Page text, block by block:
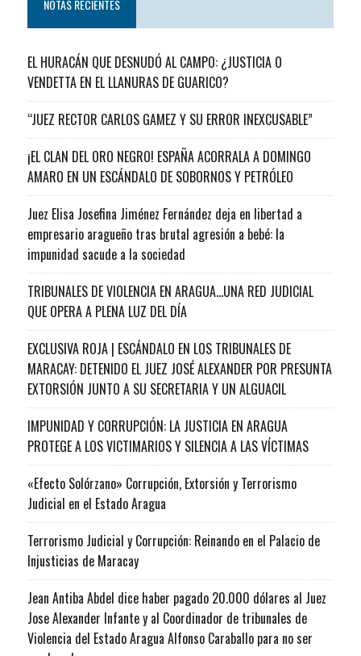
NOTAS RECIENTES
EL HURACÁN QUE DESNUDÓ AL CAMPO: ¿JUSTICIA O
VENDETTA EN EL LLANURAS DE GUARICO?
“JUEZ RECTOR CARLOS GAMEZ Y SU ERROR INEXCUSABLE”
¡EL CLAN DEL ORO NEGRO! ESPAÑA ACORRALA A DOMINGO
AMARO EN UN ESCÁNDALO DE SOBORNOS Y PETRÓLEO
Juez Elisa Josefina Jiménez Fernández deja en libertad a
empresario aragueño tras brutal agresión a bebé: la
impunidad sacude a la sociedad
TRIBUNALES DE VIOLENCIA EN ARAGUA…UNA RED JUDICIAL
QUE OPERA A PLENA LUZ DEL DÍA
EXCLUSIVA ROJA | ESCÁNDALO EN LOS TRIBUNALES DE
MARACAY: DETENIDO EL JUEZ JOSÉ ALEXANDER POR PRESUNTA
EXTORSIÓN JUNTO A SU SECRETARIA Y UN ALGUACIL
IMPUNIDAD Y CORRUPCIÓN: LA JUSTICIA EN ARAGUA
PROTEGE A LOS VICTIMARIOS Y SILENCIA A LAS VÍCTIMAS
«Efecto Solórzano» Corrupción, Extorsión y Terrorismo
Judicial en el Estado Aragua
Terrorismo Judicial y Corrupción: Reinando en el Palacio de
Injusticias de Maracay
Jean Antiba Abdel dice haber pagado 20.000 dólares al Juez
Jose Alexander Infante y al Coordinador de tribunales de
Violencia del Estado Aragua Alfonso Caraballo para no ser